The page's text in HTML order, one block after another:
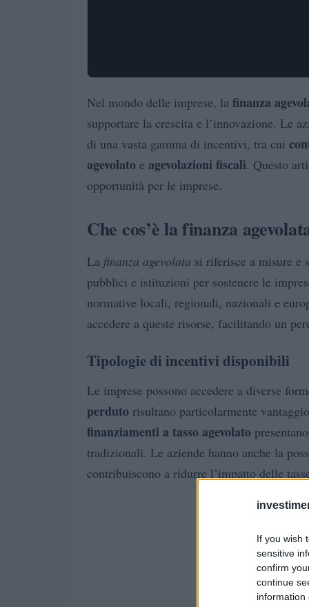
If you wish
sensitive
confirm
continue
information
Nel mondo delle imprese, la finanza
supportare la crescita e l’innovazione. Le
di una vasta gamma di incentivi, tra cui
agevolato e agevolazioni fiscali. Questo
opportunità per le imprese.
Che cos’è la finanza
La finanza agevolata si riferisce a misure e
pubblici e istituzioni per sostenere le
normative locali, regionali, nazionali e
accedere a queste risorse, facilitando un
Tipologie di incentivi disponibili
Le imprese possono accedere a diverse
perduto risultano particolarmente
finanziamenti a tasso agevolato
tradizionali. Le aziende hanno anche la
contribuiscono a ridurre l’impatto delle